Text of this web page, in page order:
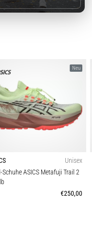
Neu
Unisex
Schuhe ASICS Metafuji Trail 2
€250,00